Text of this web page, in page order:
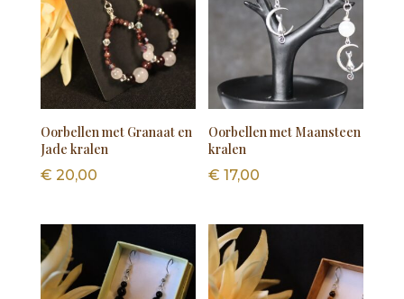
Oorbellen met Granaat en
Jade kralen
€ 20,00
Oorbellen met Maansteen
kralen
€ 17,00